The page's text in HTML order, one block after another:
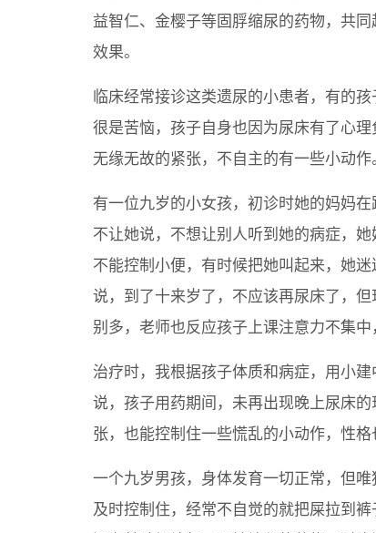
益智仁、金樱子等固脬缩尿的药物，共
效果。
临床经常接诊这类遗尿的小患者，有的
很是苦恼，孩子自身也因为尿床有了心
无缘无故的紧张，不自主的有一些小动作
有一位九岁的小女孩，初诊时她的妈妈
不让她说，不想让别人听到她的病症，
不能控制小便，有时候把她叫起来，她
说，到了十来岁了，不应该再尿床了，
别多，老师也反应孩子上课注意力不集中
治疗时，我根据孩子体质和病症，用小
说，孩子用药期间，未再出现晚上尿床
张，也能控制住一些慌乱的小动作，性
一个九岁男孩，身体发育一切正常，但
及时控制住，经常不自觉的就把屎拉到